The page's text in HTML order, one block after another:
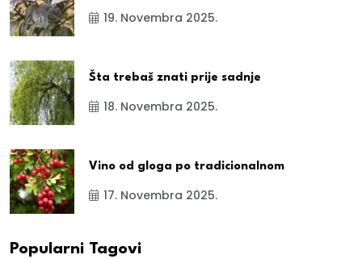
19. Novembra 2025.
Šta trebaš znati prije sadnje
18. Novembra 2025.
Vino od gloga po tradicionalnom
17. Novembra 2025.
Popularni Tagovi